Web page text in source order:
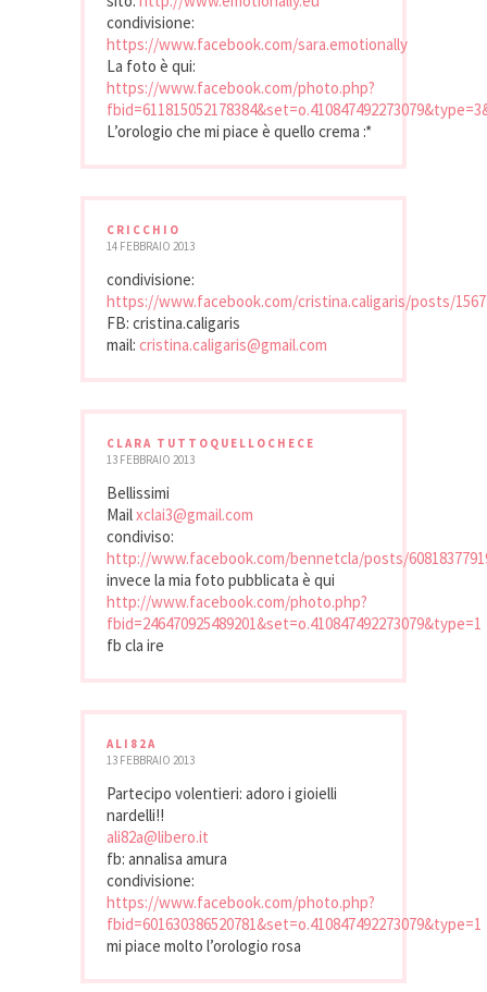
condivisione:
https://www.facebook.com/sara.emotionally
La foto è qui:
https://www.facebook.com/photo.php?
L’orologio che mi piace è quello crema :*
CRICCHIO
14 FEBBRAIO 2013
condivisione:
https://www.facebook.com/cristina.caligaris/posts/
FB: cristina.caligaris
mail: cristina.caligaris@gmail.com
CLARA TUTTOQUELLOCHECE
13 FEBBRAIO 2013
Bellissimi
Mailxclai3@gmail.com
condiviso:
http://www.facebook.com/bennetcla/posts/
invece la mia foto pubblicata è qui
http://www.facebook.com/photo.php?
fbid=246470925489201&set=o.410847492273079&type=1
fb cla ire
ALI82A
13 FEBBRAIO 2013
Partecipo volentieri: adoro i gioielli
nardelli!!
ali82a@libero.it
fb: annalisa amura
condivisione:
https://www.facebook.com/photo.php?
fbid=601630386520781&set=o.410847492273079&type=1
mi piace molto l’orologio rosa